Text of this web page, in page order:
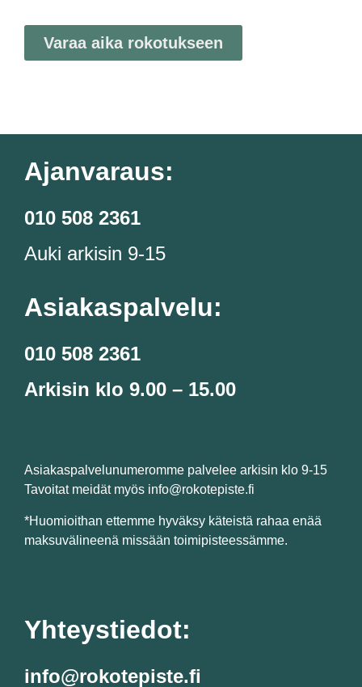
Varaa aika rokotukseen
Ajanvaraus:
010 508 2361
Auki arkisin 9-15
Asiakaspalvelu:
010 508 2361
Arkisin klo 9.00 – 15.00
Asiakaspalvelunumeromme palvelee arkisin klo 9-15
Tavoitat meidät myös info@rokotepiste.fi
*Huomioithan ettemme hyväksy käteistä rahaa enää
maksuvälineenä missään toimipisteessämme.
Yhteystiedot:
info@rokotepiste.fi